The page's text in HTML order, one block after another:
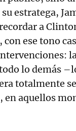
estratega,
a
ese tono
lo demás
totalmente
aquellos